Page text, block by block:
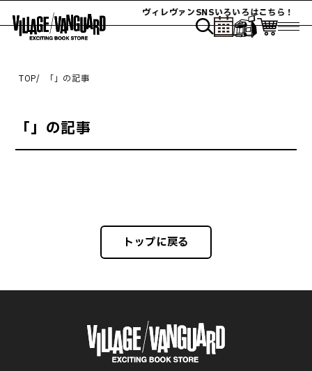
ヴィレヴァンSNSいろいろはこちら！
TOP 「」の記事
「」の記事
トップに戻る